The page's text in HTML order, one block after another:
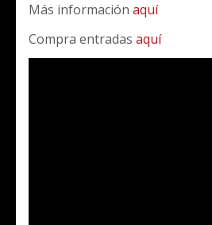
Más informaciónaquí
Compra entradasaquí